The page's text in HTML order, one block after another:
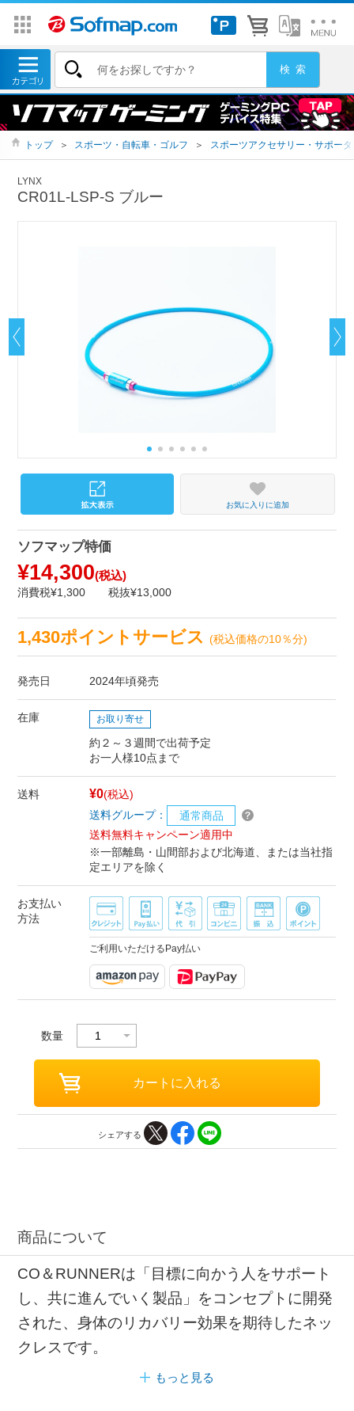
トップ ＞ スポーツ・自転車・ゴルフ ＞ スポーツアクセサリー・サポータ
LYNX
CR01L-LSP-S ブルー
お気に入りに追加
ソフマップ特価
¥14,300(税込)
消費税¥1,300 税抜¥13,000
1,430ポイントサービス(税込価格の10％分)
発売日 2024年頃発売
在庫 お取り寄せ
約２～３週間で出荷予定
お一人様10点まで
送料 ¥0(税込)
送料グループ：
通常商品
送料無料キャンペーン適用中
※一部離島・山間部および北海道、または当社指
定エリアを除く
お支払い
方法
ご利用いただけるPay払い
数量
シェアする
商品について
CO＆RUNNERは「目標に向かう人をサポート
し、共に進んでいく製品」をコンセプトに開発
された、身体のリカバリー効果を期待したネッ
クレスです。
もっと見る